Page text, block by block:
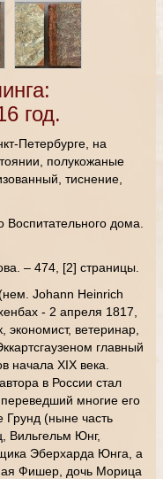
год.
Петербурге, на
полукожаные
тиснение,
дома.
– 474, [2] страницы.
Johann Heinrich
- 2 апреля 1817,
экономист, ветеринар,
главный
начала XIX века.
в России стал
многие его
Грунд (ныне часть
Вильгельм Юнг,
Эберхарда Юнга, а
Фишер, дочь Морица